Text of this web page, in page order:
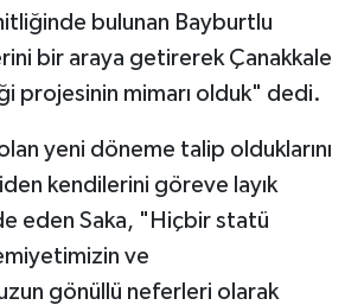
bulunan Bayburtlu
bir araya getirerek Çanakkale
projesinin mimarı olduk" dedi.
yeni döneme talip olduklarını
kendilerini göreve layık
eden Saka, "Hiçbir statü
ve
gönüllü neferleri olarak